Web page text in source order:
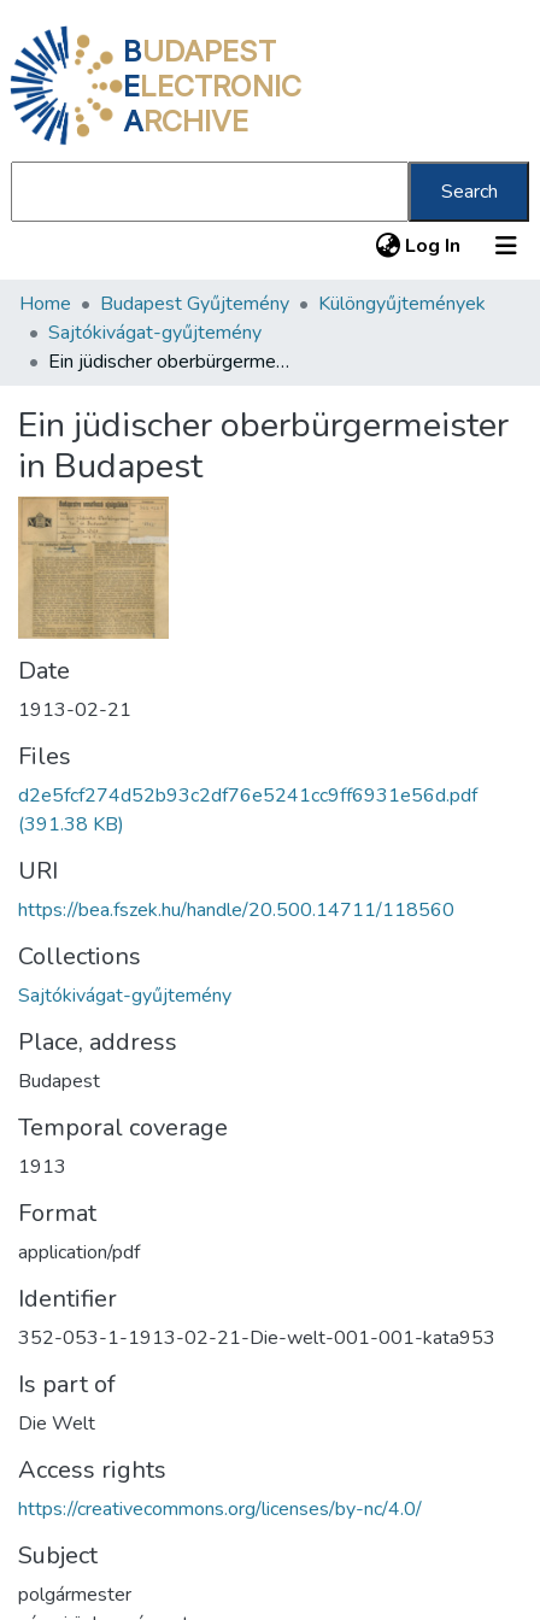
BUDAPEST
ELECTRONIC
ARCHIVE
Search
Log In (current)
Communities & Collections
All of DSpace
About us
Home Budapest Gyűjtemény
Különgyűjtemények
Sajtókivágat-gyűjtemény
Ein jüdischer oberbürgermeister in Budapest
Ein jüdischer oberbürgermeister
in Budapest
Date
1913-02-21
Files
d2e5fcf274d52b93c2df76e5241cc9ff6931e56d.pdf
(391.38 KB)
URI
https://bea.fszek.hu/handle/20.500.14711/118560
Collections
Sajtókivágat-gyűjtemény
Place, address
Budapest
Temporal coverage
1913
Format
application/pdf
Identifier
352-053-1-1913-02-21-Die-welt-001-001-kata953
Is part of
Die Welt
Access rights
https://creativecommons.org/licenses/by-nc/4.0/
Subject
polgármester